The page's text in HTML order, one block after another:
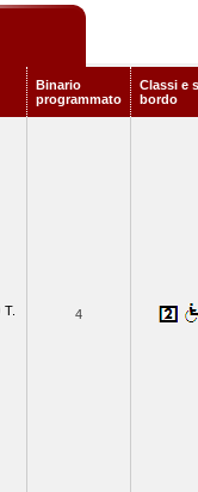
Binario
programmato
Classi e
bordo
4